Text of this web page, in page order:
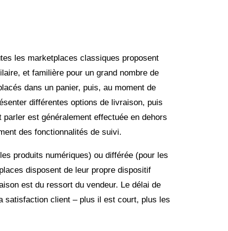
les marketplaces classiques proposent
et familière pour un grand nombre de
dans un panier, puis, au moment de
différentes options de livraison, puis
est généralement effectuée en dehors
des fonctionnalités de suivi.
produits numériques) ou différée (pour les
disposent de leur propre dispositif
est du ressort du vendeur. Le délai de
satisfaction client – plus il est court, plus les